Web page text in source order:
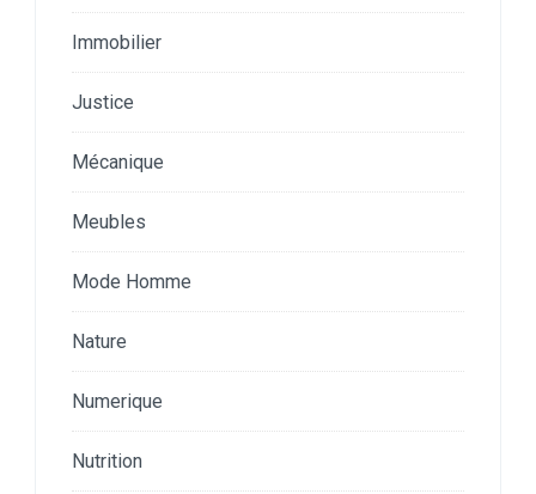
Immobilier
Justice
Mécanique
Meubles
Mode Homme
Nature
Numerique
Nutrition